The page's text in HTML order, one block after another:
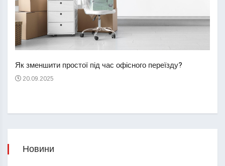
Як зменшити простої під час офісного переїзду?
20.09.2025
Новини